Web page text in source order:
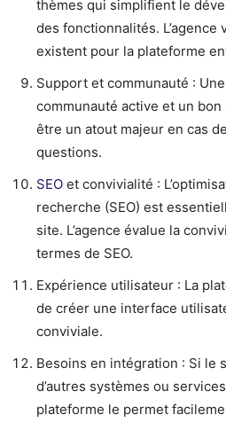
thèmes qui simplifient le
des fonctionnalités.
existent pour la plateforme
Support et communauté :
communauté active et un
être un atout majeur en cas
questions.
SEO et convivialité :
recherche (SEO) est
site. L’agence évalue la
termes de SEO.
Expérience utilisateur : La
de créer une interface
conviviale.
Besoins en intégration : Si le
d’autres systèmes ou
plateforme le permet